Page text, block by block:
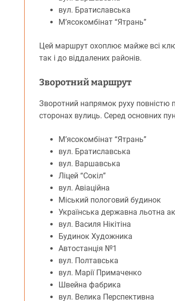
вул. Братиславська
М’ясокомбінат “Ятрань”
Цей маршрут охоплює майже всі
так і до віддалених районів.
Зворотний маршрут
Зворотний напрямок руху повністю
сторонах вулиць. Серед основних
М’ясокомбінат “Ятрань”
вул. Братиславська
вул. Варшавська
Ліцей “Сокіл”
вул. Авіаційна
Міський пологовий будинок
Українська державна льотна
вул. Василя Нікітіна
Будинок Художника
Автостанція №1
вул. Полтавська
вул. Марії Примаченко
Швейна фабрика
вул. Велика Перспективна